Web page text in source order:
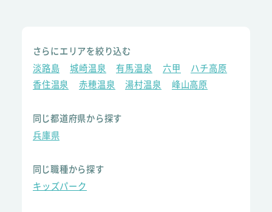
さらにエリアを絞り込む
淡路島
城崎温泉 有馬温泉 六甲
ハチ高原
香住温泉
赤穂温泉 湯村温泉 峰山高原
同じ都道府県から探す
兵庫県
同じ職種から探す
キッズパーク